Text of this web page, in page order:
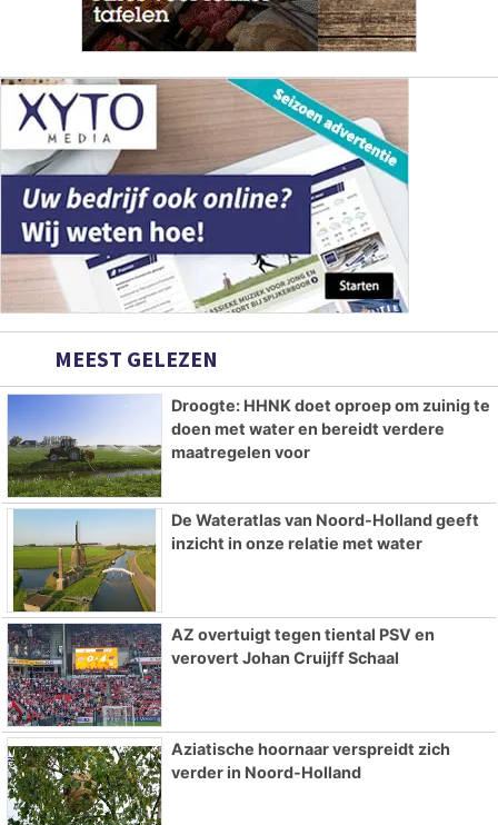
MEEST GELEZEN
Droogte: HHNK doet oproep om zuinig te
doen met water en bereidt verdere
maatregelen voor
De Wateratlas van Noord-Holland geeft
inzicht in onze relatie met water
AZ overtuigt tegen tiental PSV en
verovert Johan Cruijff Schaal
Aziatische hoornaar verspreidt zich
verder in Noord-Holland